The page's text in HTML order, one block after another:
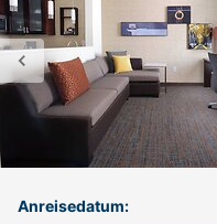
Anreisedatum: